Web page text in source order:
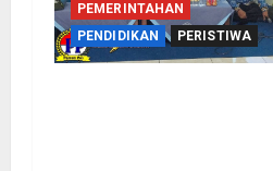
PEMERINTAHAN
PENDIDIKAN
PERISTIWA